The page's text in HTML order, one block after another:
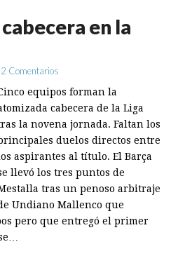
en la
2 Comentarios
equipos forman la
cabecera de la Liga
la novena jornada. Faltan los
duelos directos entre
aspirantes al título. El Barça
llevó los tres puntos de
tras un penoso arbitraje
Undiano Mallenco que
pero que entregó el primer